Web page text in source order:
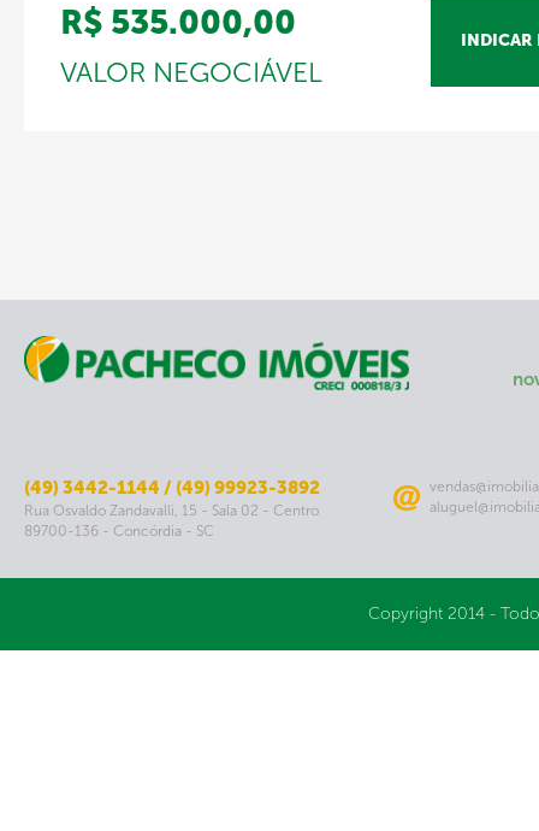
R$ 535.000,00
VALOR NEGOCIÁVEL
INDICAR
(49) 3442-1144 / (49) 99923-3892
Rua Osvaldo Zandavalli, 15 - Sala 02 - Centro
89700-136 - Concórdia - SC
Copyright 2014 -